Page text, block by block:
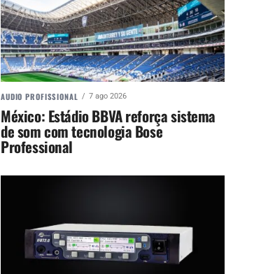
AUDIO PROFISSIONAL 7 ago 2026
México: Estádio BBVA reforça sistema
de som com tecnologia Bose
Professional